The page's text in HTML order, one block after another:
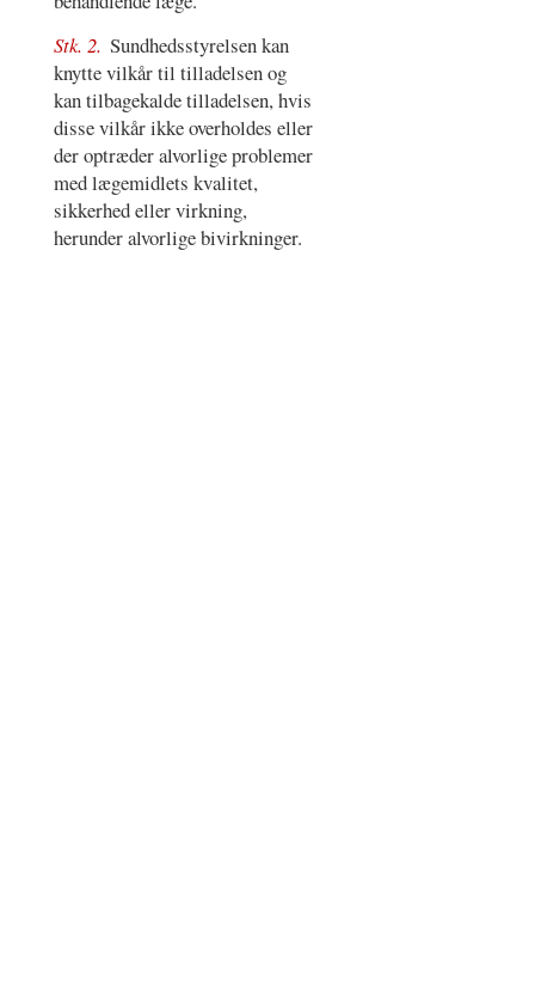
Stk. 2. Sundhedsstyrelsen kan
knytte vilkår til tilladelsen og
kan tilbagekalde tilladelsen, hvis
disse vilkår ikke overholdes eller
der optræder alvorlige problemer
med lægemidlets kvalitet,
sikkerhed eller virkning,
herunder alvorlige bivirkninger.